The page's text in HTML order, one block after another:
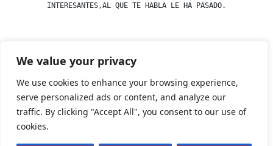
We value your privacy
We use cookies to enhance your browsing experience,
serve personalized ads or content, and analyze our
traffic. By clicking "Accept All", you consent to our use of
cookies.
INTERESANTES,AL QUE TE HABLA LE HA PASADO.
Posted
esdfninj34 23 December, 2019
Tienda Esotérica Online – Librería Esotérica,Proudly
powered by WordPress.